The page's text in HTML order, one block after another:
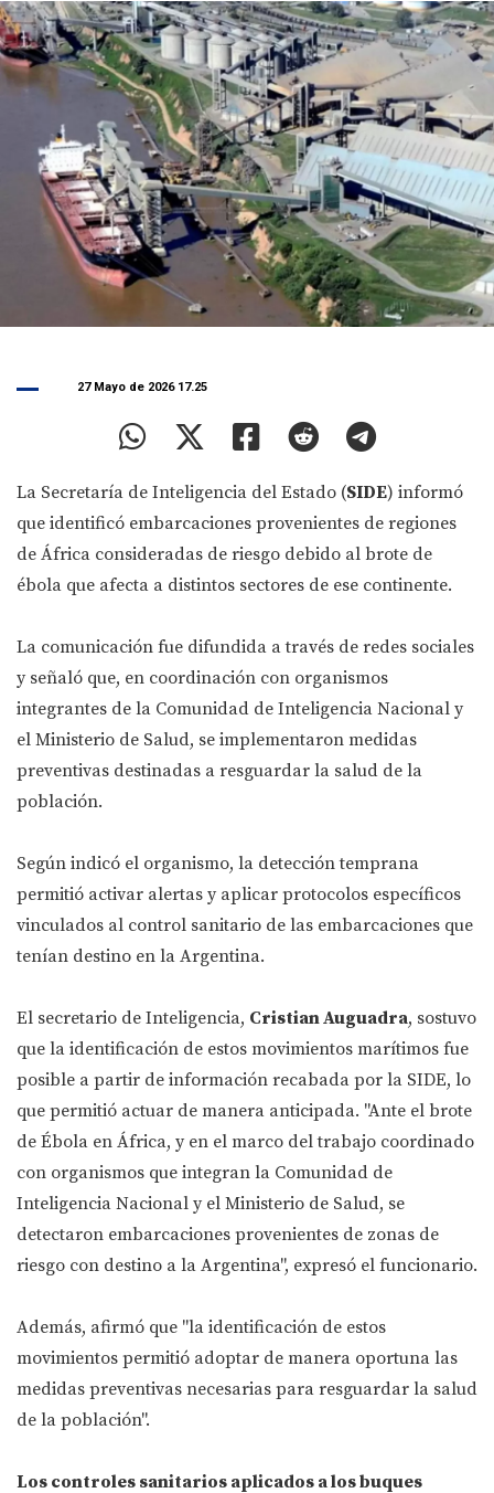
27 Mayo de 2026 17.25
La Secretaría de Inteligencia del Estado (SIDE) informó
que identificó embarcaciones provenientes de regiones
de África consideradas de riesgo debido al brote de
ébola que afecta a distintos sectores de ese continente.
La comunicación fue difundida a través de redes sociales
y señaló que, en coordinación con organismos
integrantes de la Comunidad de Inteligencia Nacional y
el Ministerio de Salud, se implementaron medidas
preventivas destinadas a resguardar la salud de la
población.
Según indicó el organismo, la detección temprana
permitió activar alertas y aplicar protocolos específicos
vinculados al control sanitario de las embarcaciones que
tenían destino en la Argentina.
El secretario de Inteligencia, Cristian Auguadra, sostuvo
que la identificación de estos movimientos marítimos fue
posible a partir de información recabada por la SIDE, lo
que permitió actuar de manera anticipada. "Ante el brote
de Ébola en África, y en el marco del trabajo coordinado
con organismos que integran la Comunidad de
Inteligencia Nacional y el Ministerio de Salud, se
detectaron embarcaciones provenientes de zonas de
riesgo con destino a la Argentina", expresó el funcionario.
Además, afirmó que "la identificación de estos
movimientos permitió adoptar de manera oportuna las
medidas preventivas necesarias para resguardar la salud
de la población".
Los controles sanitarios aplicados a los buques